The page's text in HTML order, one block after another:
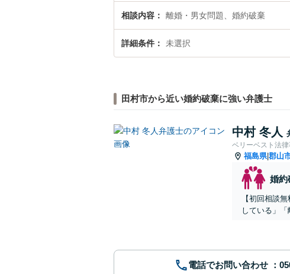
相談内容 離婚・男女問題、婚約破棄
詳細条件 未選択
田村市から近い婚約破棄に強い弁護士
中村 冬人
ベリーベスト法
福島県|郡山
婚約
【初回相談
している」
電話でお問い合わせ